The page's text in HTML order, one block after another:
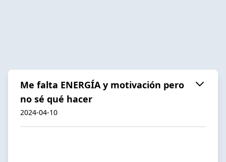
Me falta ENERGÍA y motivación pero
no sé qué hacer
2024-04-10